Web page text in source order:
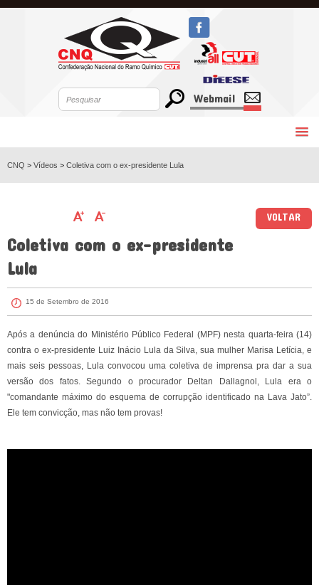
Webmail
CNQ > Vídeos > Coletiva com o ex-presidente Lula
VOLTAR
Coletiva com o ex-presidente
Lula
15 de Setembro de 2016
Após a denúncia do Ministério Público Federal (MPF) nesta quarta-feira (14)
contra o ex-presidente Luiz Inácio Lula da Silva, sua mulher Marisa Letícia, e
mais seis pessoas, Lula convocou uma coletiva de imprensa pra dar a sua
versão dos fatos. Segundo o procurador Deltan Dallagnol, Lula era o
"comandante máximo do esquema de corrupção identificado na Lava Jato”.
Ele tem convicção, mas não tem provas!